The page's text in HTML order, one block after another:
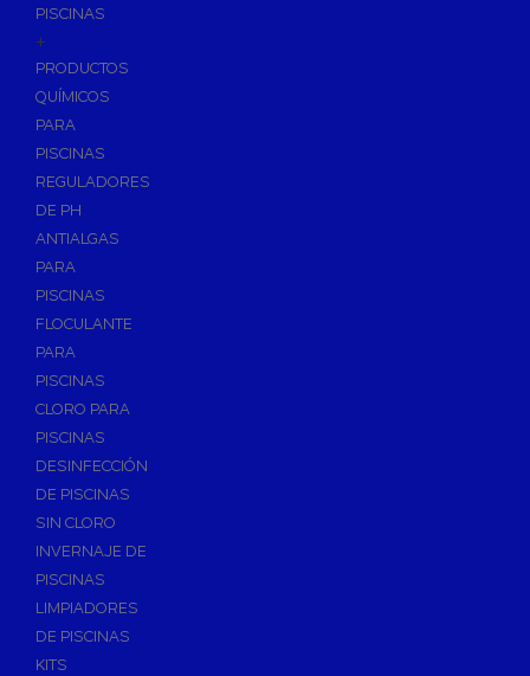
PISCINAS
+
PRODUCTOS
QUÍMICOS
PARA
PISCINAS
REGULADORES
DE PH
ANTIALGAS
PARA
PISCINAS
FLOCULANTE
PARA
PISCINAS
CLORO PARA
PISCINAS
DESINFECCIÓN
DE PISCINAS
SIN CLORO
INVERNAJE DE
PISCINAS
LIMPIADORES
DE PISCINAS
KITS